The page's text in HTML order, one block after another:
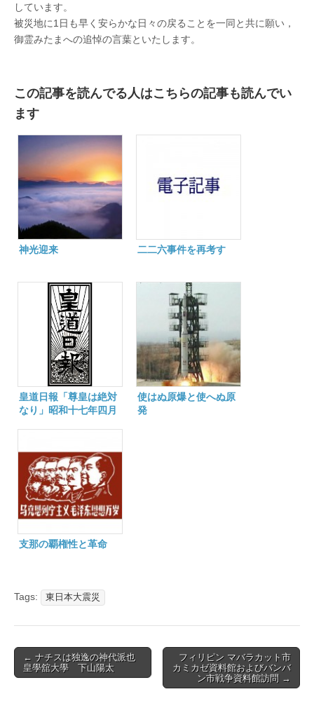
しています。
被災地に1日も早く安らかな日々の戻ることを一同と共に願い，
御霊みたまへの追悼の言葉といたします。
この記事を読んでる人はこちらの記事も読んでい
ます
神光迎来 二二六事件を再考す
皇道日報「尊皇は絶対
なり」昭和十七年四月
使はぬ原爆と使へぬ原
発
支那の覇権性と革命
Tags: 東日本大震災
Post
navigation
← ナチスは独逸の神代派也
皇學舘大學 下山陽太
フィリピン マバラカット市
カミカゼ資料館およびバンバ
ン市戦争資料館訪問 →